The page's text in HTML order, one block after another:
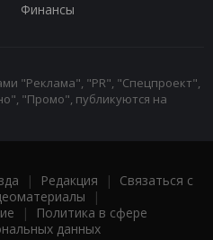
Финансы
"Реклама", "PR", "Спецпроект",
"Промо", публикуются на
| Редакция | Связаться с
|
|
Политика в сфере
данных